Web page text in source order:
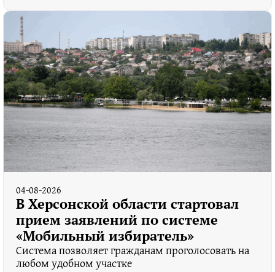
04-08-2026
В Херсонской области стартовал
прием заявлений по системе
«Мобильный избиратель»
Cистема позволяет гражданам проголосовать на
любом удобном участке